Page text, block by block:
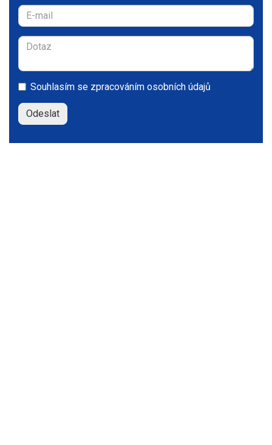
Souhlasím se zpracováním osobních údajů